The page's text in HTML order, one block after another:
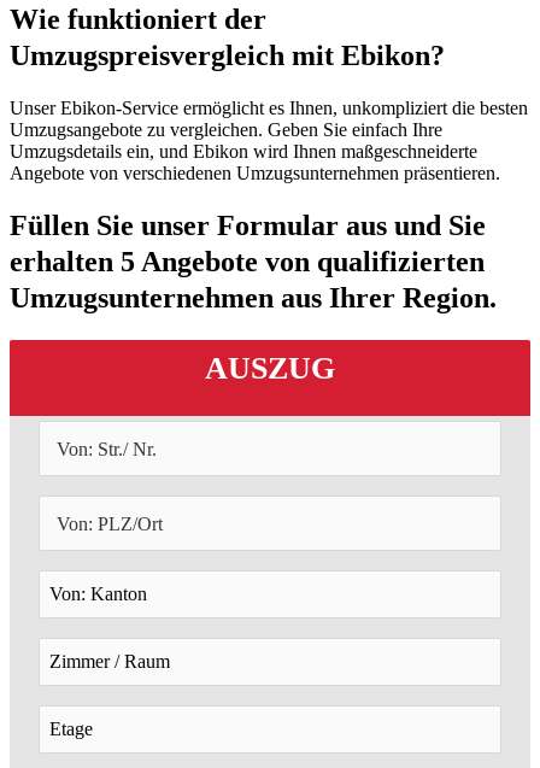
Wie funktioniert der
Umzugspreisvergleich mit Ebikon?
Unser Ebikon-Service ermöglicht es Ihnen, unkompliziert die besten
Umzugsangebote zu vergleichen. Geben Sie einfach Ihre
Umzugsdetails ein, und Ebikon wird Ihnen maßgeschneiderte
Angebote von verschiedenen Umzugsunternehmen präsentieren.
Füllen Sie unser Formular aus und Sie
erhalten 5 Angebote von qualifizierten
Umzugsunternehmen aus Ihrer Region.
AUSZUG